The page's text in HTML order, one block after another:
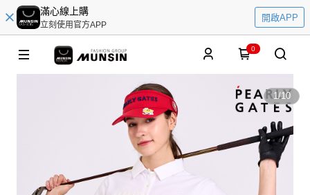
滿心線上購
立刻使用官方APP
開啟APP
0
1/10